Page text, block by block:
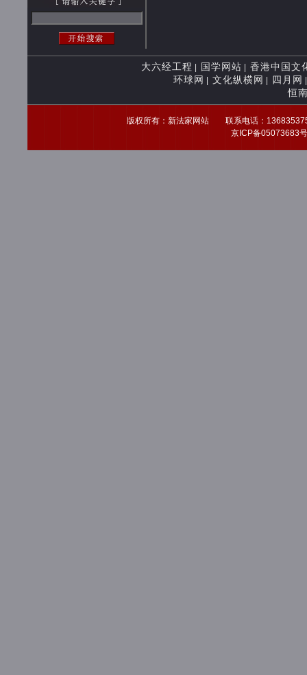
大六经工程 国学网站
香港中国文
环球网
文化纵横网 四月网
恒
版权所有：新法家网站 联系电话：
京ICP备